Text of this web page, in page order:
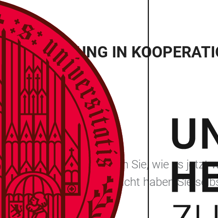
IN
gemeinsam überlegen Sie, wie es jetzt
Aber vielleicht haben Sie